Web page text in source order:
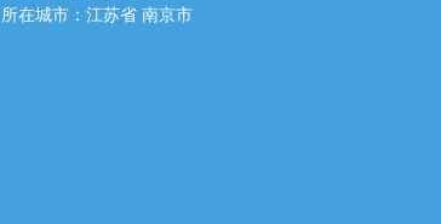
所在城市：江苏省 南京市